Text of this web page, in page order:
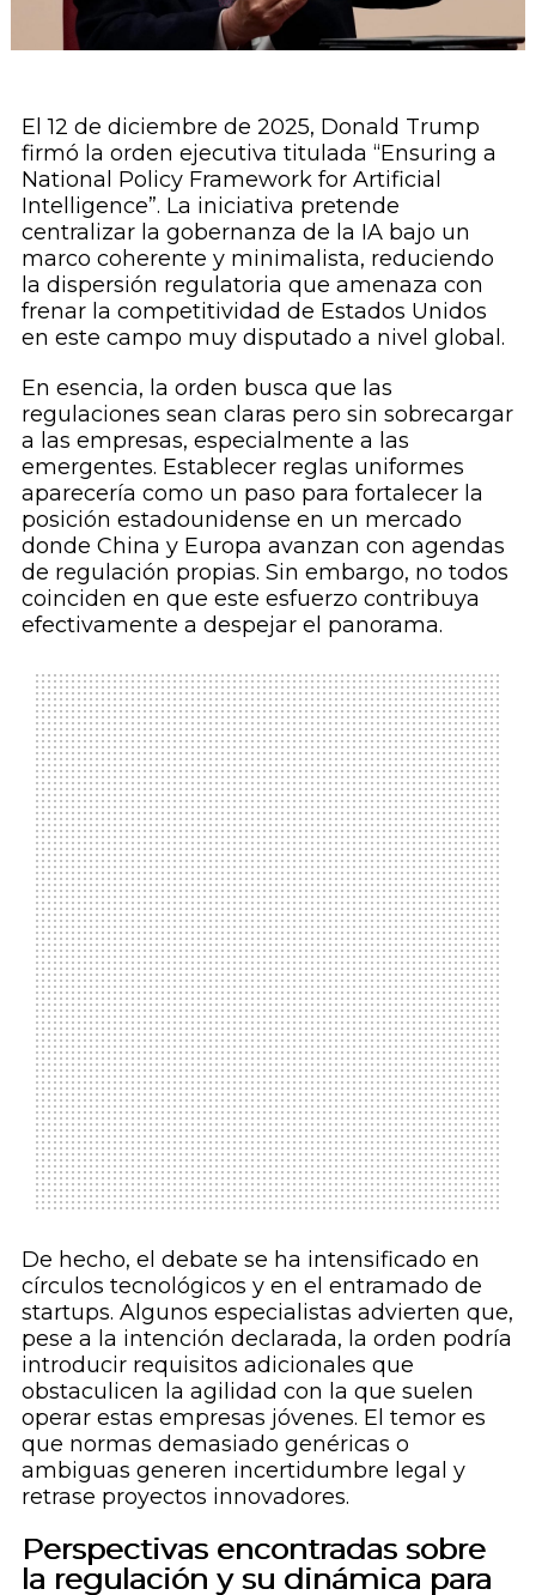
El 12 de diciembre de 2025, Donald Trump
firmó la orden ejecutiva titulada “Ensuring a
National Policy Framework for Artificial
Intelligence”. La iniciativa pretende
centralizar la gobernanza de la IA bajo un
marco coherente y minimalista, reduciendo
la dispersión regulatoria que amenaza con
frenar la competitividad de Estados Unidos
en este campo muy disputado a nivel global.
En esencia, la orden busca que las
regulaciones sean claras pero sin sobrecargar
a las empresas, especialmente a las
emergentes. Establecer reglas uniformes
aparecería como un paso para fortalecer la
posición estadounidense en un mercado
donde China y Europa avanzan con agendas
de regulación propias. Sin embargo, no todos
coinciden en que este esfuerzo contribuya
efectivamente a despejar el panorama.
De hecho, el debate se ha intensificado en
círculos tecnológicos y en el entramado de
startups. Algunos especialistas advierten que,
pese a la intención declarada, la orden podría
introducir requisitos adicionales que
obstaculicen la agilidad con la que suelen
operar estas empresas jóvenes. El temor es
que normas demasiado genéricas o
ambiguas generen incertidumbre legal y
retrase proyectos innovadores.
Perspectivas encontradas sobre
la regulación y su dinámica para